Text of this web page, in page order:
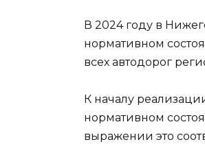
В 2024 году в
нормативном
всех автодорог
К началу
нормативном
выражении это